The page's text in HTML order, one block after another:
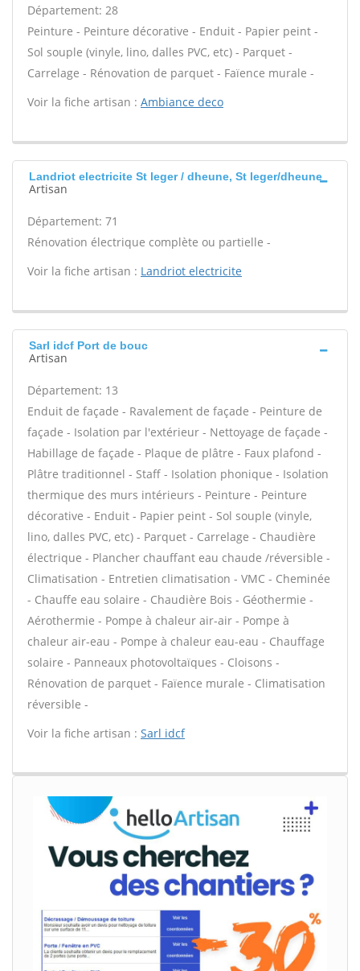
Département: 28
Peinture - Peinture décorative - Enduit - Papier peint -
Sol souple (vinyle, lino, dalles PVC, etc) - Parquet -
Carrelage - Rénovation de parquet - Faïence murale -
Voir la fiche artisan : Ambiance deco
Landriot electricite St leger / dheune, St leger/dheune
Artisan
Département: 71
Rénovation électrique complète ou partielle -
Voir la fiche artisan : Landriot electricite
Sarl idcf Port de bouc
Artisan
Département: 13
Enduit de façade - Ravalement de façade - Peinture de
façade - Isolation par l'extérieur - Nettoyage de façade -
Habillage de façade - Plaque de plâtre - Faux plafond -
Plâtre traditionnel - Staff - Isolation phonique - Isolation
thermique des murs intérieurs - Peinture - Peinture
décorative - Enduit - Papier peint - Sol souple (vinyle,
lino, dalles PVC, etc) - Parquet - Carrelage - Chaudière
électrique - Plancher chauffant eau chaude /réversible -
Climatisation - Entretien climatisation - VMC - Cheminée
- Chauffe eau solaire - Chaudière Bois - Géothermie -
Aérothermie - Pompe à chaleur air-air - Pompe à
chaleur air-eau - Pompe à chaleur eau-eau - Chauffage
solaire - Panneaux photovoltaïques - Cloisons -
Rénovation de parquet - Faïence murale - Climatisation
réversible -
Voir la fiche artisan : Sarl idcf